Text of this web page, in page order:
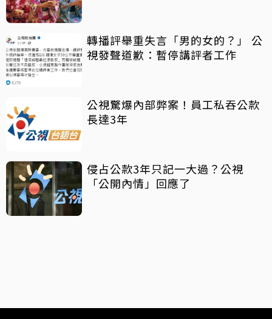
轉播評舉重失言「男的女的？」 公
視發聲道歉：暫停講評者工作
公視驚爆內部弊案！員工私吞公款
長達3年
侵占公款3年只記一大過？公視
「公開內情」回應了